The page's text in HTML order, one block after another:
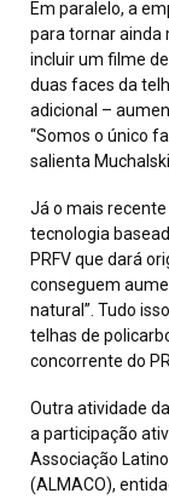
Em paralelo, a
para tornar ainda
incluir um filme
duas faces da
adicional –
“Somos o único
salienta Muchalski.
Já o mais
tecnologia
PRFV que dará
conseguem
natural”. Tudo
telhas de
concorrente do
Outra atividade
a participação
Associação
(ALMACO),